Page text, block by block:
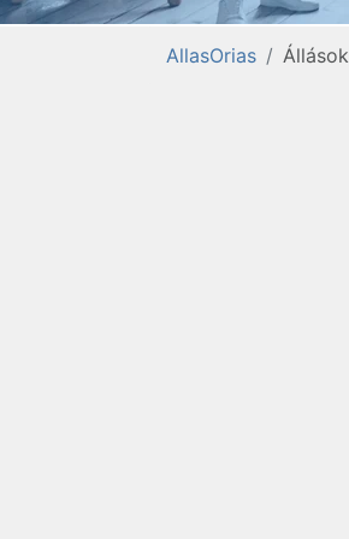
AllasOrias Állások